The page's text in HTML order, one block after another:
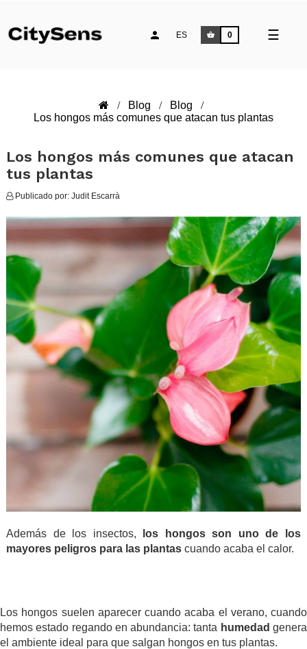
☰
ES 0
Blog
Blog
Los hongos más comunes que atacan tus plantas
Los hongos más comunes que atacan
tus plantas
Publicado por: Judit Escarrà
Además de los insectos,
los hongos son uno de los
mayores peligros para las plantas cuando acaba el calor.
Los hongos suelen aparecer cuando acaba el verano, cuando
hemos estado regando en abundancia: tanta humedad genera
el ambiente ideal para que salgan hongos en tus plantas.